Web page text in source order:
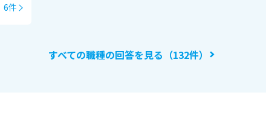
6件
すべての職種の回答を見る（132件）